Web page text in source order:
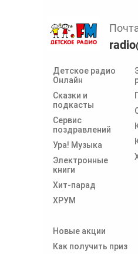
Детское радио
Онлайн
Сказки и
подкасты
Сервис
поздравлений
Ура! Музыка
Электронные
книги
Хит-парад
ХРУМ
Новые акции
Как получить приз